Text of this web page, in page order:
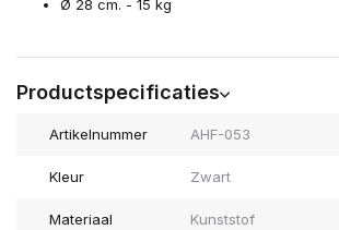
Ø 28 cm. - 15 kg
Productspecificaties
Artikelnummer AHF-053
Kleur Zwart
Materiaal Kunststof